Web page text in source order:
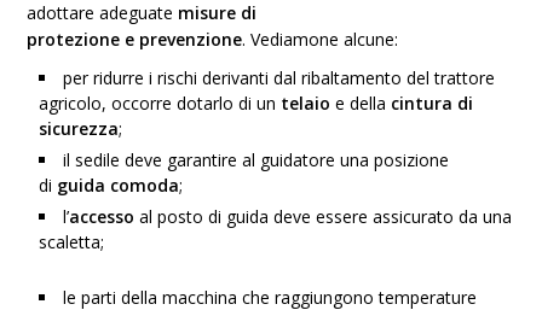
adottare adeguate misure di
protezione e prevenzione. Vediamone alcune:
per ridurre i rischi derivanti dal ribaltamento deltrattore
agricolo, occorre dotarlo di un telaio e della cintura di
sicurezza;
il sedile deve garantire al guidatore una posizione
di guida comoda;
l’accesso alposto di guida deve essere assicurato da una
scaletta;
le parti della macchina che raggiungono temperature